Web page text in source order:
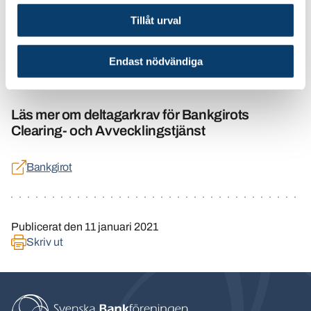
Tillåt urval
Endast nödvändiga
Läs mer om RIX på Riksbakens hemsida
Läs mer om deltagarkrav för Bankgirots
Clearing- och Avvecklingstjänst
Bankgirot
Publicerat den 11 januari 2021
Skriv ut